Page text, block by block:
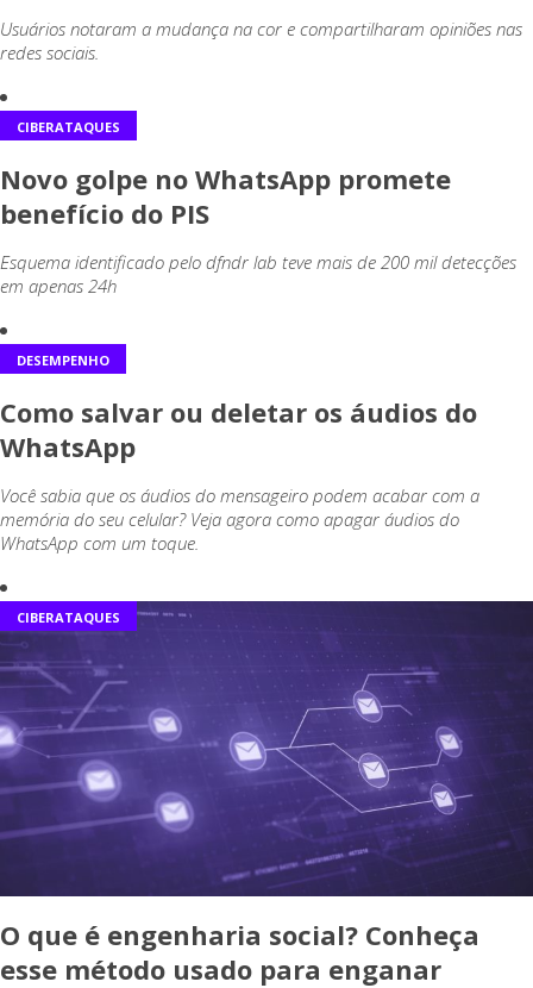
Usuários notaram a mudança na cor e compartilharam opiniões nas
redes sociais.
CIBERATAQUES
Novo golpe no WhatsApp promete
benefício do PIS
Esquema identificado pelo dfndr lab teve mais de 200 mil detecções
em apenas 24h
DESEMPENHO
Como salvar ou deletar os áudios do
WhatsApp
Você sabia que os áudios do mensageiro podem acabar com a
memória do seu celular? Veja agora como apagar áudios do
WhatsApp com um toque.
CIBERATAQUES
O que é engenharia social? Conheça
esse método usado para enganar